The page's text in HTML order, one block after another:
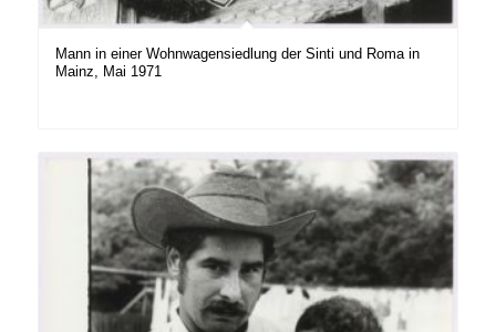
Mann in einer Wohnwagensiedlung der Sinti und Roma in
Mainz, Mai 1971